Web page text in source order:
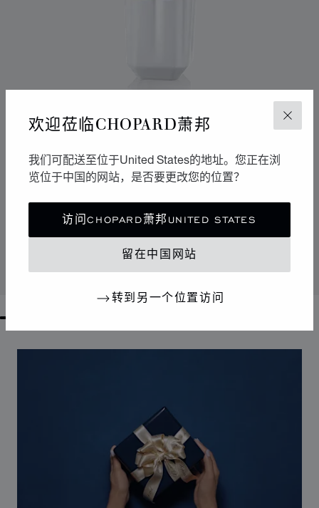
关闭
欢迎莅临CHOPARD萧邦
我们可配送至位于United States的地址。您正在浏
览位于中国的网站，是否要更改您的位置？
访问CHOPARD萧邦UNITED STATES
留在中国网站
转到另一个位置访问
联系我们